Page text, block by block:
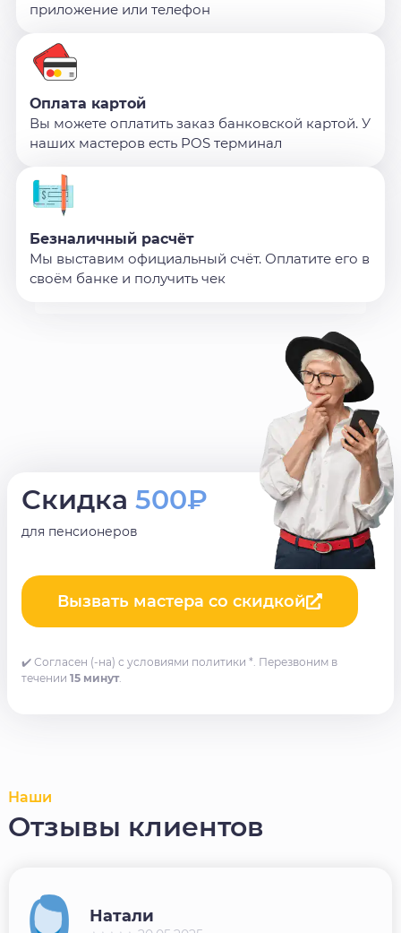
приложение или телефон
Оплата картой
Вы можете оплатить заказ банковской картой. У
наших мастеров есть POS терминал
Безналичный расчёт
Мы выставим официальный счёт. Оплатите его в
своём банке и получить чек
Скидка 500₽
для пенсионеров
Вызвать мастера со скидкой
✔️ Согласен (-на) с условиями политики *. Перезвоним в
течении 15 минут.
Наши
Отзывы клиентов
Натали